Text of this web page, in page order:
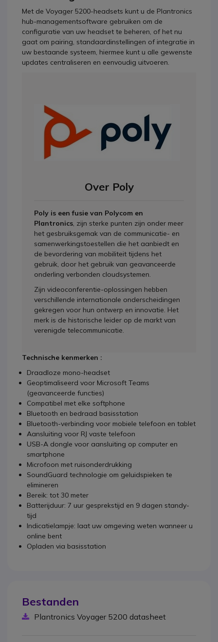
Met de Voyager 5200-headsets kunt u de Plantronics
hub-managementsoftware gebruiken om de
configuratie van uw headset te beheren, of het nu
gaat om pairing, standaardinstellingen of integratie in
uw bestaande systeem, hiermee kunt u alle gewenste
updates centraliseren en eenvoudig uitvoeren.
Over Poly
Poly is een fusie van Polycom en
Plantronics, zijn sterke punten zijn onder meer
het gesbruiksgemak van de communicatie- en
samenwerkingstoestellen die het aanbiedt en
de bevordering van mobiliteit tijdens het
gebruik, door het gebruik van geavanceerde
onderling verbonden cloudsystemen.
Zijn videoconferentie-oplossingen hebben
verschillende internationale onderscheidingen
gekregen voor hun ontwerp en innovatie. Het
merk is de historische leider op de markt van
verenigde telecommunicatie.
Technische kenmerken :
Draadloze mono-headset
Geoptimaliseerd voor Microsoft Teams
(geavanceerde functies)
Compatibel met elke softphone
Bluetooth en bedraad basisstation
Bluetooth-verbinding voor mobiele telefoon en tablet
Aansluiting voor RJ vaste telefoon
USB-A dongle voor aansluiting op computer en
smartphone
Microfoon met ruisonderdrukking
SoundGuard technologie om geluidspieken te
elimineren
Bereik: tot 30 meter
Batterijduur: 7 uur gesprekstijd en 9 dagen standy-
tijd
Indicatielampje: laat uw omgeving weten wanneer u
online bent
Opladen via basisstation
Bestanden
Plantronics Voyager 5200 datasheet